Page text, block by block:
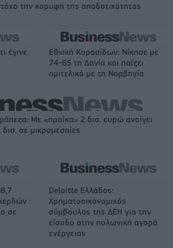
την κορυφή της αποδοτικότητας
έγινε
Εθνική Κορασίδων: Νίκησε με
74-65 τη Δανία και παίζει
ημιτελικό με τη Νορβηγία
Με «προίκα» 2 δισ. ευρώ ανοίγει
σε μικρομεσαίες
σε
Deloitte Ελλάδος:
Χρηματοοικονομικός
σύμβουλος της ΔΕΗ για την
είσοδο στην πολωνική αγορά
ενέργειας